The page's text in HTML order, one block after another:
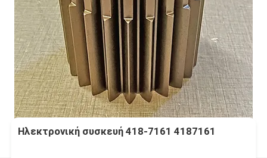
Ηλεκτρονική συσκευή 418-7161 4187161